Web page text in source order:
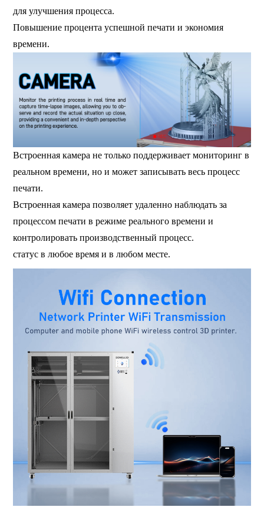
для улучшения процесса.
Повышение процента успешной печати и экономия
времени.
Встроенная камера не только поддерживает мониторинг в
реальном времени, но и может записывать весь процесс
печати.
Встроенная камера позволяет удаленно наблюдать за
процессом печати в режиме реального времени и
контролировать производственный процесс.
статус в любое время и в любом месте.